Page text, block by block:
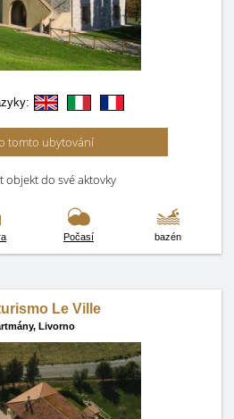
tomto ubytování
objekt do své aktovky
Počasí bazén
Le Ville
Livorno